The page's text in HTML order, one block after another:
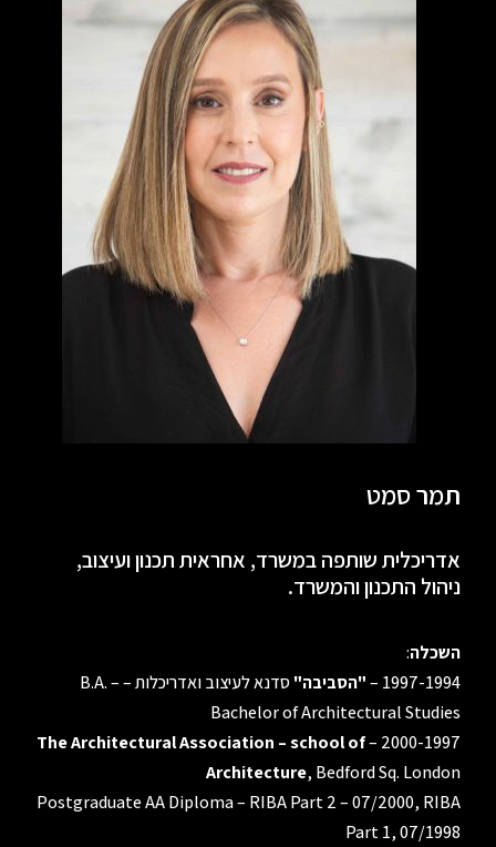
תמר סמט
אדריכלית שותפה במשרד, אחראית תכנון ועיצוב,
ניהול התכנון והמשרד.
השכלה:
1997-1994 –
"הסביבה"
סדנא לעיצוב ואדריכלות – B.A. –
Bachelor of Architectural Studies
2000-1997 –
The Architectural Association – school of
Architecture, Bedford Sq. London
Postgraduate AA Diploma – RIBA Part 2 – 07/2000, RIBA
Part 1, 07/1998